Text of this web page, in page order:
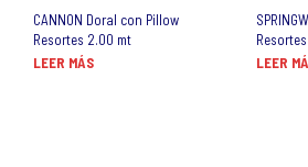
CANNON Doral con Pillow
Resortes 2.00 mt
LEER MÁS
LEER